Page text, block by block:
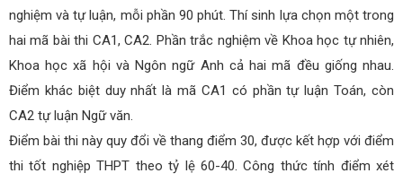
nghiệm và tự luận, mỗi phần 90 phút. Thí sinh lựa chọn một trong
hai mã bài thi CA1, CA2. Phần trắc nghiệm về Khoa học tự nhiên,
Khoa học xã hội và Ngôn ngữ Anh cả hai mã đều giống nhau.
Điểm khác biệt duy nhất là mã CA1 có phần tự luận Toán, còn
CA2 tự luận Ngữ văn.
Điểm bài thi này quy đổi về thang điểm 30, được kết hợp với điểm
thi tốt nghiệp THPT theo tỷ lệ 60-40. Công thức tính điểm xét